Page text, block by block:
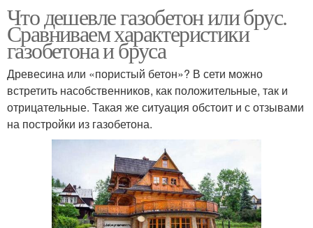
Что дешевле газобетон или брус.
Сравниваем характеристики
газобетона и бруса
Древесина или «пористый бетон»? В сети можно
встретить насобственников, как положительные, так и
отрицательные. Такая же ситуация обстоит и с отзывами
на постройки из газобетона.